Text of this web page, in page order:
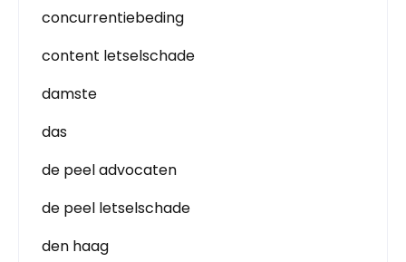
concurrentiebeding
content letselschade
damste
das
de peel advocaten
de peel letselschade
den haag